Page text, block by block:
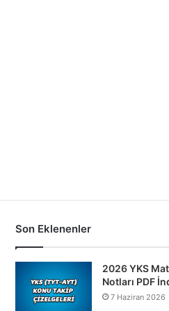
Son Eklenenler
2026 YKS
Notları PDF
7 Haziran 2026